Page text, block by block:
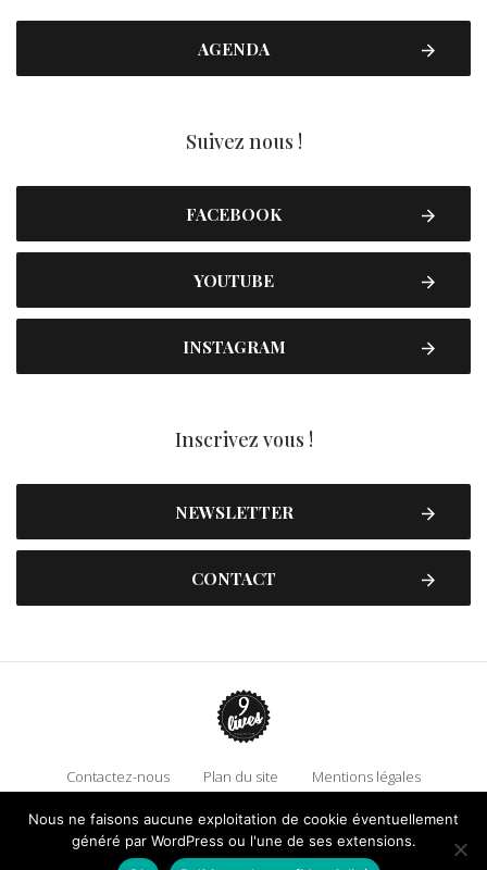
AGENDA
Suivez nous !
FACEBOOK
YOUTUBE
INSTAGRAM
Inscrivez vous !
NEWSLETTER
CONTACT
Contactez-nous Plan du site
Mentions légales
Politique de confidentialité
Adhérez à 9 Lives
Faire un don !
Nous ne faisons aucune exploitation de cookie éventuellement
généré par WordPress ou l'une de ses extensions.